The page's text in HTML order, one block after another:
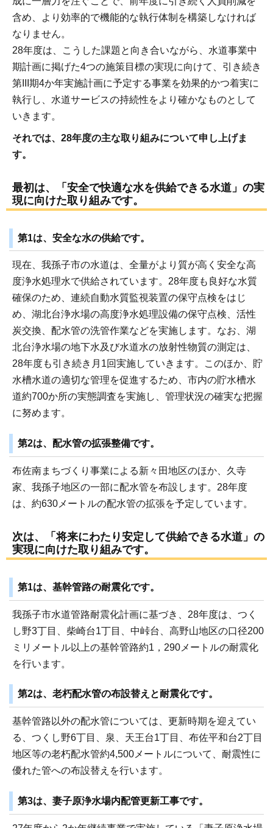
含め、より効率的で機能的な執行体制を構築しなければ
なりません。
28年度は、こうした課題と向き合いながら、水道事業中
期計画に掲げた4つの施策目標の実現に向けて、引き続き
第III期4か年実施計画に予定する事業を効果的かつ着実に
執行し、水道サービスの持続性をより確かなものとして
いきます。
それでは、28年度の主な取り組みについて申し上げま
す。
最初は、「安全で快適な水を供給できる水道」の実
現に向けた取り組みです。
第1は、安全な水の供給です。
現在、我孫子市の水道は、全量がより質が高く安全な高
度浄水処理水で供給されています。28年度も良好な水質
確保のため、連続自動水質監視装置の保守点検をはじ
め、湖北台浄水場の高度浄水処理設備の保守点検、活性
炭交換、配水管の洗管作業などを実施します。なお、湖
北台浄水場の地下水及び水道水の放射性物質の測定は、
28年度も引き続き月1回実施していきます。このほか、貯
水槽水道の適切な管理を促進するため、市内の貯水槽水
道約700か所の実態調査を実施し、管理状況の確実な把握
に努めます。
第2は、配水管の拡張整備です。
布佐南まちづくり事業による新々田地区のほか、久寺
家、我孫子地区の一部に配水管を布設します。28年度
は、約630メートルの配水管の拡張を予定しています。
次は、「将来にわたり安定して供給できる水道」の
実現に向けた取り組みです。
第1は、基幹管路の耐震化です。
我孫子市水道管路耐震化計画に基づき、28年度は、つく
し野3丁目、柴崎台1丁目、中峠台、高野山地区の口径200
ミリメートル以上の基幹管路約1，290メートルの耐震化
を行います。
第2は、老朽配水管の布設替えと耐震化です。
基幹管路以外の配水管については、更新時期を迎えてい
る、つくし野6丁目、泉、天王台1丁目、布佐平和台2丁目
地区等の老朽配水管約4,500メートルについて、耐震性に
優れた管への布設替えを行います。
第3は、妻子原浄水場内配管更新工事です。